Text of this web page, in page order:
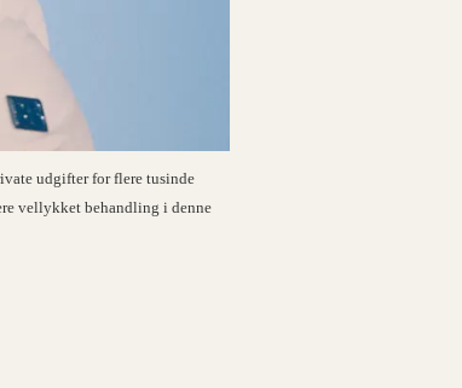
udgifter for flere tusinde
vellykket behandling i denne